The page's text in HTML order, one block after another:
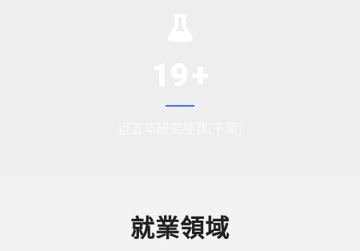
就業領域